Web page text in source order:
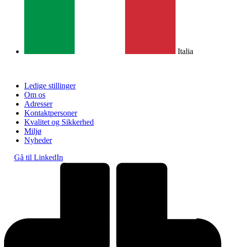
Italia
Ledige stillinger
Om os
Adresser
Kontaktpersoner
Kvalitet og Sikkerhed
Miljø
Nyheder
Gå til LinkedIn